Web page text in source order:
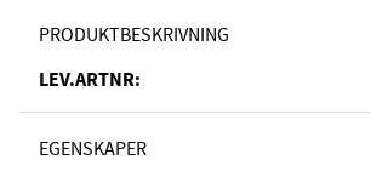
PRODUKTBESKRIVNING
LEV.ARTNR:
EGENSKAPER